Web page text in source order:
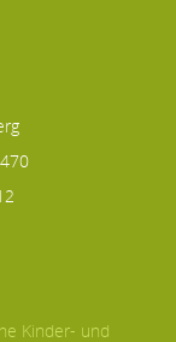
Kinder- und